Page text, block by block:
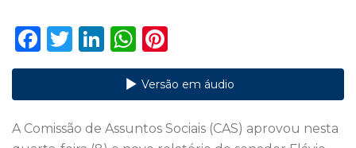
F
a
e
b
T
w
te
r
Li
n
dI
W
h
a
A
n
te
re
st
Versão em áudio
A Comissão de Assuntos Sociais (CAS) aprovou nesta